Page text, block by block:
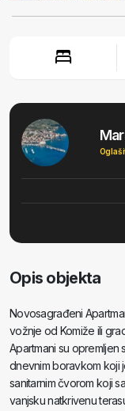
Opis objekta
Novosagrađeni
vožnje od Komiže ili
Apartmani su opremljen
dnevnim boravkom koji
sanitarnim čvorom koji
vanjsku natkrivenu